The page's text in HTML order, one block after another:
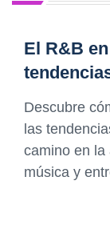
El R&B
Descubre
las
camino en la
música y